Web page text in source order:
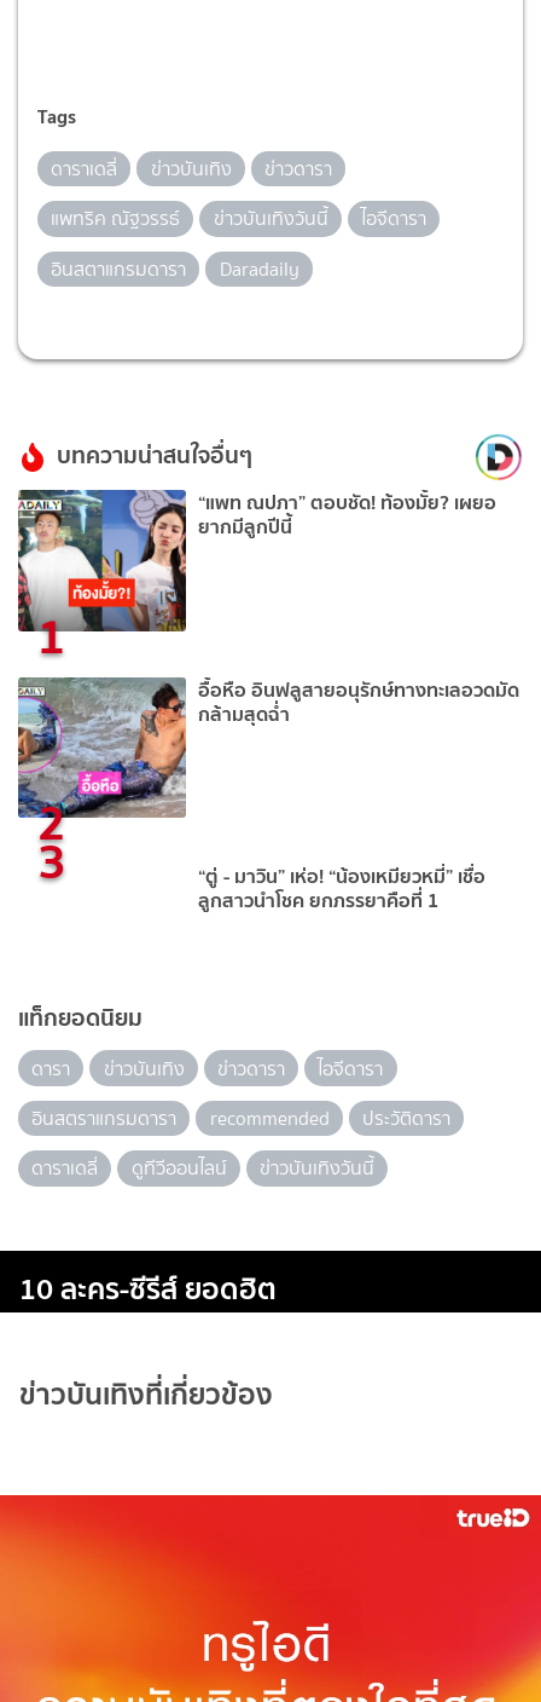
Tags
ดาราเดลี่ ข่าวบันเทิง
ข่าวดารา
แพทริค ณัฐวรรธ์
ข่าวบันเทิงวันนี้
ไอจีดารา
อินสตาแกรมดารา
Daradaily
บทความน่าสนใจอื่นๆ
1
“แพท ณปภา” ตอบชัด! ท้องมั้ย? เผยอ
ยากมีลูกปีนี้
2
อื้อหือ อินฟลูสายอนุรักษ์ทางทะเลอวดมัด
กล้ามสุดฉ่ำ
3 “ตู่ - มาวิน” เห่อ! “น้องเหมียวหมี่” เชื่อ
ลูกสาวนำโชค ยกภรรยาคือที่ 1
แท็กยอดนิยม
ดารา ข่าวบันเทิง ข่าวดารา
ไอจีดารา
อินสตราแกรมดารา
recommended
ประวัติดารา
ดาราเดลี่
ดูทีวีออนไลน์ ข่าวบันเทิงวันนี้
10 ละคร-ซีรีส์ ยอดฮิต
ข่าวบันเทิงที่เกี่ยวข้อง